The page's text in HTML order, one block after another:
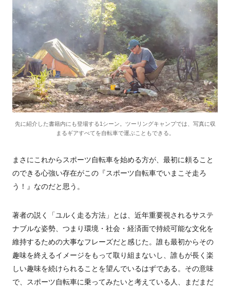
先に紹介した書籍内にも登場する1シーン。ツーリングキャンプでは、写真に収
まるギアすべてを自転車で運ぶこともできる。
まさにこれからスポーツ自転車を始める方が、最初に頼ること
のできる心強い存在がこの『スポーツ自転車でいまこそ走ろ
う！』なのだと思う。
著者の説く「ユルく走る方法」とは、近年重要視されるサステ
ナブルな姿勢、つまり環境・社会・経済面で持続可能な文化を
維持するための大事なフレーズだと感じた。誰も最初からその
趣味を終えるイメージをもって取り組まないし、誰もが長く楽
しい趣味を続けられることを望んでいるはずである。その意味
で、スポーツ自転車に乗ってみたいと考えている人、まだまだ